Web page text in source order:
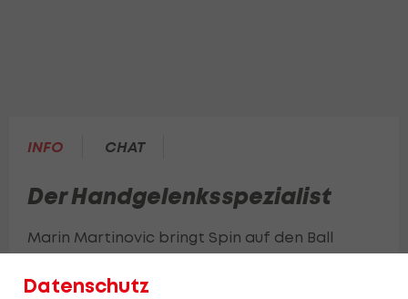
INFO CHAT
Der Handgelenksspezialist
Marin Martinovic bringt Spin auf den Ball
Datenschutz